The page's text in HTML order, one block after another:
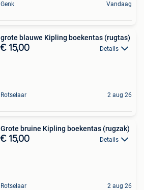
Genk Vandaag
grote blauwe Kipling boekentas (rugtas)
€ 15,00 Details
Rotselaar 2 aug 26
Grote bruine Kipling boekentas (rugzak)
€ 15,00 Details
Rotselaar 2 aug 26